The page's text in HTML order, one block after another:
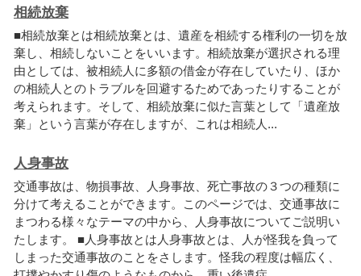
相続放棄
■相続放棄と は相続放棄と は 遺産を相続する権利 の一切を放
棄し 相続しないこ と をいい ます。 相続放棄が選択さ れる理
由と しては 被相続人 に多額の借金が存在 していた り ほか
の相続人 との ト ラブルを回避するためであった りする こ と が
考え られます。 そ して 相続放棄に似た言葉と して 「遺産放
棄 」 と いう 言葉が存在 し ますが こ れは相続人 ...
人身事故
交通事故は、 物損事故、 人身事故、 死亡事故の３つの種類に
分けて考え る こ と ができ ます。 このページでは、 交通事故に
まつわる様 々 なテーマの中から 、 人身事故について ご説明い
た し ます。 ■人身事故と は人身事故と は、 人が怪我を負 って
し ま った交通事故のこ と をさ し ます。怪我の程度は幅広 く 、